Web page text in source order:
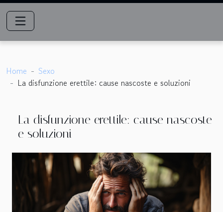
Home
Sexo
La disfunzione erettile: cause nascoste e soluzioni
La disfunzione erettile: cause nascoste
e soluzioni